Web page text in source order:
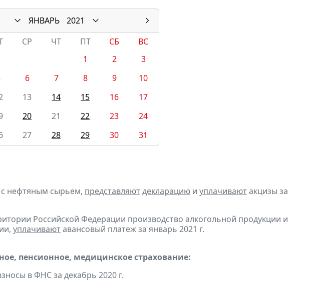
ЯНВАРЬ
2021
СР ЧТ ПТ СБ
ВС
1
2
3
6 7 8 9
10
13 14 15 16
17
20 21 22 23
24
27 28 29 30 31
нефтяным сырьем, представляютдекларацию и уплачиваютакцизы за
Российской Федерации производство алкогольной продукции и
уплачиваютавансовый платеж за январь 2021 г.
пенсионное, медицинское страхование:
в ФНС за декабрь 2020 г.